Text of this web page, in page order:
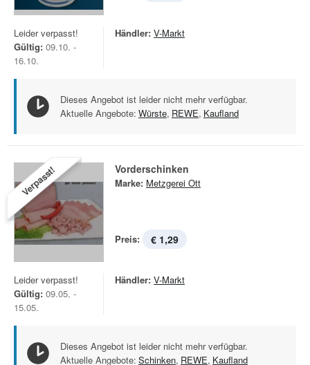
Leider verpasst!
Gültig: 09.10. -
16.10.
Händler: V-Markt
Dieses Angebot ist leider nicht mehr verfügbar.
Aktuelle Angebote: Würste, REWE, Kaufland
Verpasst! Vorderschinken
Marke: Metzgerei Ott
Preis: € 1,29
Leider verpasst!
Gültig: 09.05. -
15.05.
Händler: V-Markt
Dieses Angebot ist leider nicht mehr verfügbar.
Aktuelle Angebote: Schinken, REWE, Kaufland